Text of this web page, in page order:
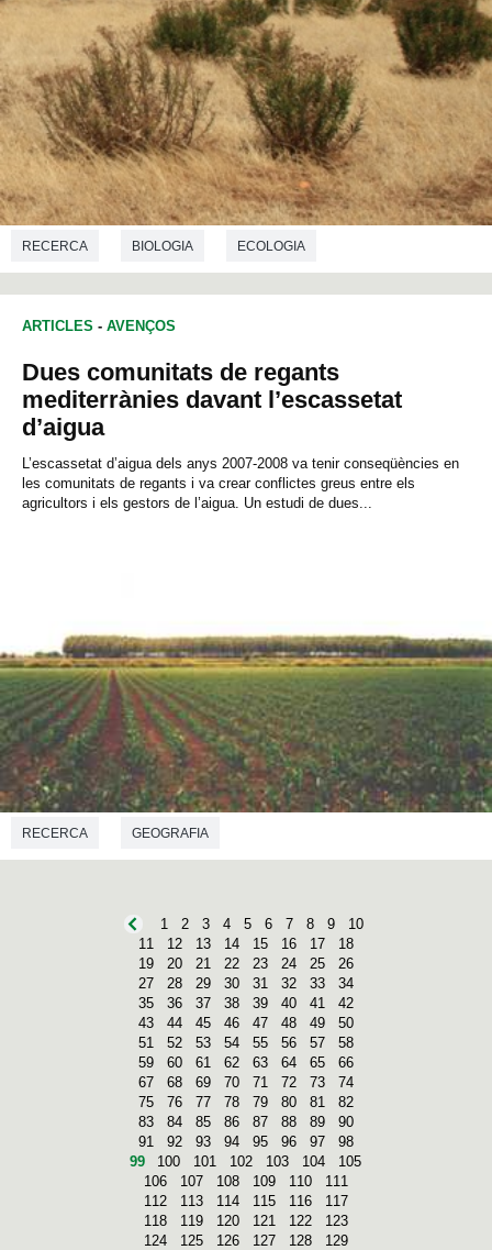
RECERCA BIOLOGIA ECOLOGIA
ARTICLES - AVENÇOS
Dues comunitats de regants
mediterrànies davant l’escassetat
d’aigua
L’escassetat d’aigua dels anys 2007-2008 va tenir conseqüències en
les comunitats de regants i va crear conflictes greus entre els
agricultors i els gestors de l’aigua. Un estudi de dues...
RECERCA GEOGRAFIA
1 2 3 4 5 6 7 8 9
10
11
12 13 14 15 16 17
18
19
20 21 22 23 24 25
26
27
28 29 30 31 32 33
34
35
36 37 38 39 40 41
42
43
44 45 46 47 48 49
50
51
52 53 54 55 56 57
58
59
60 61 62 63 64 65
66
67
68 69 70 71 72 73
74
75
76 77 78 79 80 81
82
83
84 85 86 87 88 89
90
91
92 93 94 95 96 97
98
99
100 101 102 103 104
105
106
107 108 109 110
111
112
113 114 115 116
117
118
119 120 121 122
123
124
125 126 127 128
129